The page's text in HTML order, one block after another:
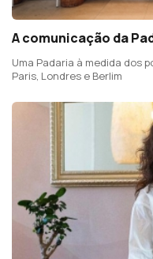
A comunicação da
Uma Padaria à medida dos
Paris, Londres e Berlim